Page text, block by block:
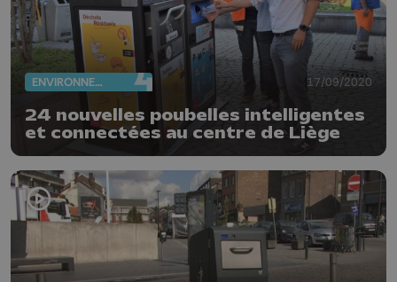
ENVIRONNEMENT 17/09/2020
24 nouvelles poubelles intelligentes
et connectées au centre de Liège